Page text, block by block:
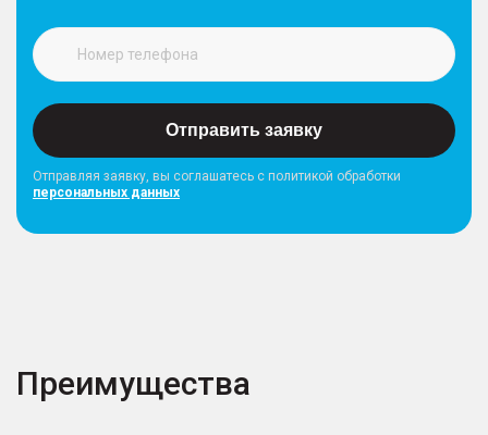
Отправить заявку
Отправляя заявку, вы соглашатесь с политикой обработки
персональных данных
Преимущества